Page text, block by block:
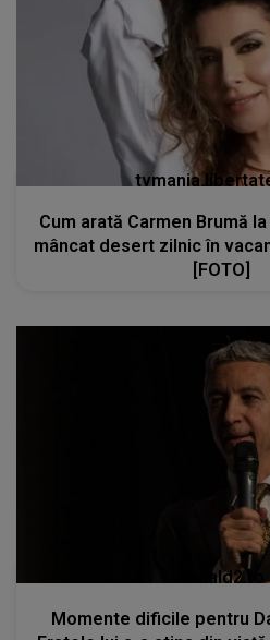
Cum arată Carmen Brumă
mâncat desert zilnic în
[FOTO]
kanald2.ro
Momente dificile pentru